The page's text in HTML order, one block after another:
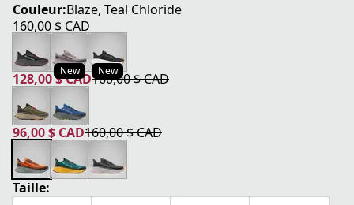
Couleur:Blaze, Teal Chloride
160,00 $ CAD
prix actuel 160,00 $ CAD
New New
128,00 $ CAD
prix actuel 128,00 $ CAD
160,00 $ CAD
prix original 160,00 $ CAD
96,00 $ CAD
prix actuel 96,00 $ CAD
160,00 $ CAD
prix original 160,00 $ CAD
Taille: